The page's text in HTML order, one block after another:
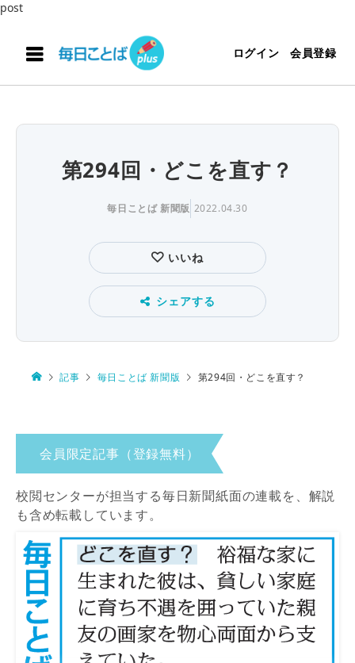
post
ログイン 会員登録
第294回・どこを直す？
毎日ことば 新聞版 2022.04.30
いいね
シェアする
記事 毎日ことば 新聞版 第294回・どこを直す？
会員限定記事（登録無料）
校閲センターが担当する毎日新聞紙面の連載を、解説
も含め転載しています。